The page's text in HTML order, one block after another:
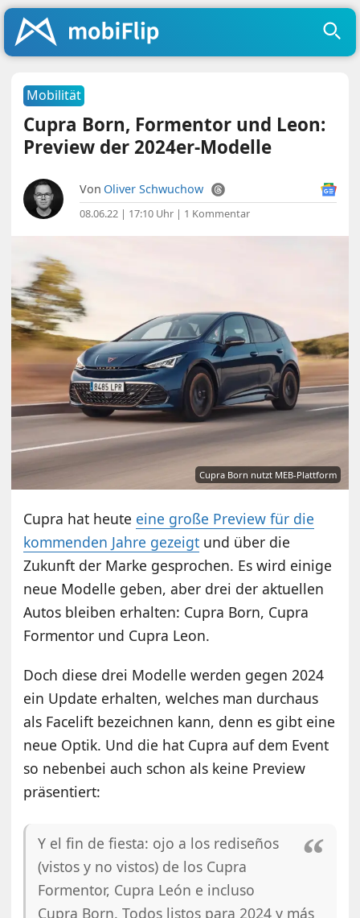
Mobilität
Cupra Born, Formentor und Leon:
Preview der 2024er-Modelle
Von Oliver Schwuchow
08.06.22 | 17:10 Uhr | 1 Kommentar
Cupra Born nutzt MEB-Plattform
Cupra hat heute eine große Preview für die
kommenden Jahre gezeigt und über die
Zukunft der Marke gesprochen. Es wird einige
neue Modelle geben, aber drei der aktuellen
Autos bleiben erhalten: Cupra Born, Cupra
Formentor und Cupra Leon.
Doch diese drei Modelle werden gegen 2024
ein Update erhalten, welches man durchaus
als Facelift bezeichnen kann, denn es gibt eine
neue Optik. Und die hat Cupra auf dem Event
so nebenbei auch schon als keine Preview
präsentiert:
Y el fin de fiesta: ojo a los rediseños
(vistos y no vistos) de los Cupra
Formentor, Cupra León e incluso
Cupra Born. Todos listos para 2024 y más